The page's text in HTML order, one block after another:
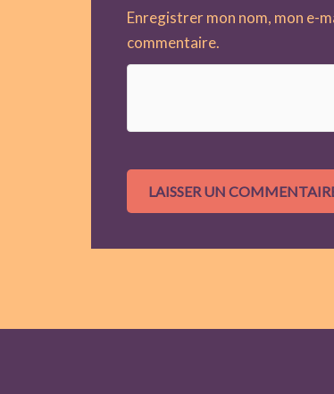
Enregistrer mon nom, mon e-
commentaire.